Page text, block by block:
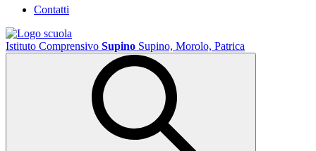
Contatti
Istituto Comprensivo Supino Supino, Morolo, Patrica